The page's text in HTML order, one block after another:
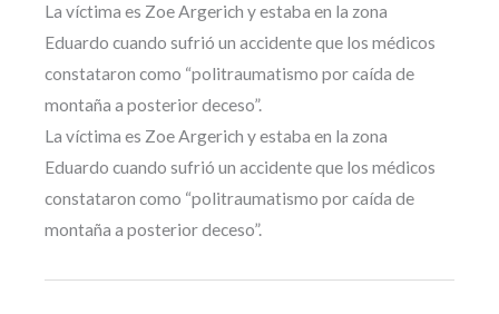
La víctima es Zoe Argerich y estaba en la zona
Eduardo cuando sufrió un accidente que los médicos
constataron como “politraumatismo por caída de
montaña a posterior deceso”.
La víctima es Zoe Argerich y estaba en la zona
Eduardo cuando sufrió un accidente que los médicos
constataron como “politraumatismo por caída de
montaña a posterior deceso”.